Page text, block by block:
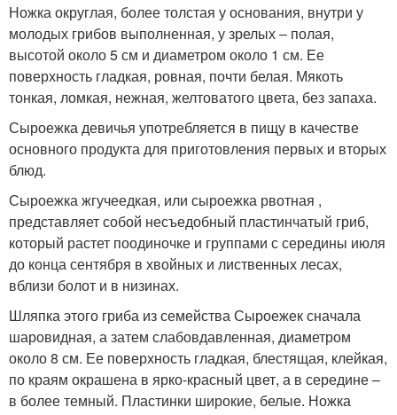
Ножка округлая, более толстая у основания, внутри у
молодых грибов выполненная, у зрелых – полая,
высотой около 5 см и диаметром около 1 см. Ее
поверхность гладкая, ровная, почти белая. Мякоть
тонкая, ломкая, нежная, желтоватого цвета, без запаха.
Сыроежка девичья употребляется в пищу в качестве
основного продукта для приготовления первых и вторых
блюд.
Сыроежка жгучеедкая, или сыроежка рвотная ,
представляет собой несъедобный пластинчатый гриб,
который растет поодиночке и группами с середины июля
до конца сентября в хвойных и лиственных лесах,
вблизи болот и в низинах.
Шляпка этого гриба из семейства Сыроежек сначала
шаровидная, а затем слабовдавленная, диаметром
около 8 см. Ее поверхность гладкая, блестящая, клейкая,
по краям окрашена в ярко-красный цвет, а в середине –
в более темный. Пластинки широкие, белые. Ножка